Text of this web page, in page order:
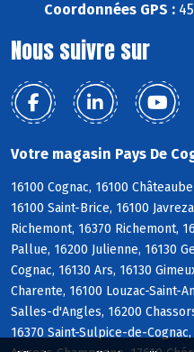
Coordonnées GPS :
Nous suivre sur
Votre magasin Pays De
16100 Cognac, 16100
16100 Saint-Brice, 16100
Richemont, 16370 Richemont,
Pallue, 16200 Julienne, 16130
Cognac, 16130 Ars, 16130
Charente, 16100 Louzac-Saint-
Salles-d'Angles, 16200
16370 Saint-Sulpice-de-